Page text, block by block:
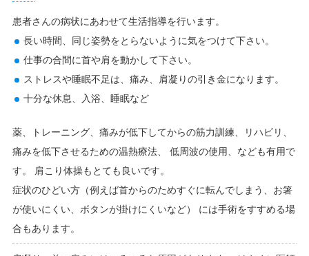
患者さんの病状にあわせて生活指導を行います。
長い時間、同じ姿勢をとらないように気をつけて下さい。
仕事の合間に首や肩を動かして下さい。
ストレスや睡眠不足は、痛み、肩凝りの引き金になります。
十分な休息、入浴、睡眠など
薬、トレーニング、痛みが低下してからの筋力訓練、リハビリ、
痛みを低下させるための温熱療法、 低周波の使用、なども有用で
す。 肩こり体操もとても良いです。
症状のひどい方（例えば首からのためすぐに転んでしまう、お箸
が使いにくい、ボタンが掛けにくいなど） には手術をすすめる場
合もあります。